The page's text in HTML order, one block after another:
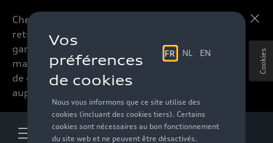
Chers accessoires-lovers,
retrouvez dorénavant toute la
gamme d’accessoires de votre
marque préférée sous forme
de catalogue à commander
auprès de votre distributeur.
Cookies